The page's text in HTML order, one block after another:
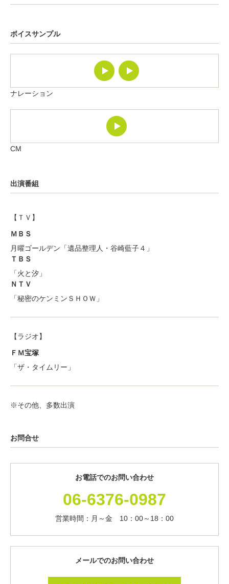
ボイスサンプル
ナレーション
CM
出演番組
【ＴＶ】
ＭＢＳ
月曜ゴールデン「遺品整理人・谷崎藍子４」
ＴＢＳ
「火と汐」
ＮＴＶ
「秘密のケンミンＳＨＯＷ」
【ラジオ】
ＦＭ宝塚
「ザ・タイムリー」
※その他、多数出演
お問合せ
お電話でのお問い合わせ
06-6376-0987
営業時間：月～金 10：00～18：00
メールでのお問い合わせ